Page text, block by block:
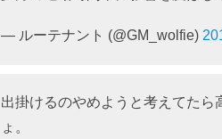
— ルーテナント (@GM_wolfie)
出掛けるのやめようと考えてたら
ょ。